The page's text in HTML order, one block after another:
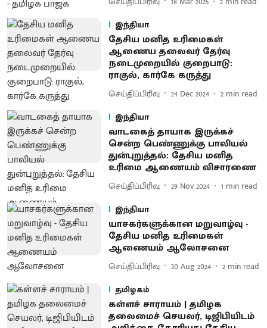
இந்தியா
தேசிய மனித உரிமைகள்
ஆணைய தலைவர் தேர்வு
நடைமுறையில் குறைபாடு:
ராகுல், கார்கே கருத்து
செய்திப்பிரிவு 24 Dec 2024 2 min read
இந்தியா
வாடகைத் தாயாக இருக்கச்
சென்ற பெண்ணுக்கு பாலியல்
துன்புறுத்தல்: தேசிய மனித
உரிமை ஆணையம் விசாரணை
செய்திப்பிரிவு 29 Nov 2024 1 min read
இந்தியா
யாசகர்களுக்கான மறுவாழ்வு -
தேசிய மனித உரிமைகள்
ஆணையம் ஆலோசனை
செய்திப்பிரிவு 30 Aug 2024 2 min read
தமிழகம்
கள்ளச் சாராயம் | தமிழக
தலைமைச் செயலர், டிஜிபியிடம்